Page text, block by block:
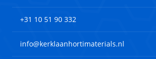
+31 10 51 90 332
info@kerklaanhortimaterials.nl